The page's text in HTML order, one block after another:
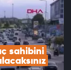
sahibini